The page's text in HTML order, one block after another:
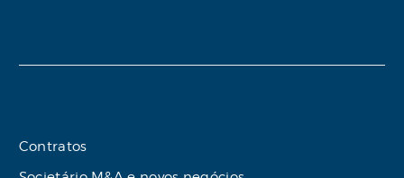
Contratos